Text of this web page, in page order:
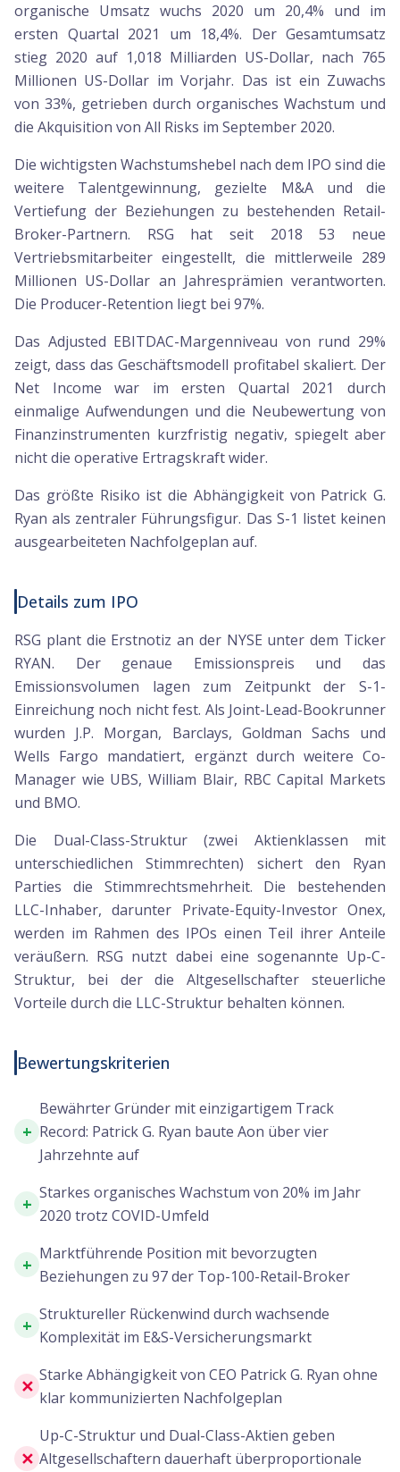
organische Umsatz wuchs 2020 um 20,4% und im
ersten Quartal 2021 um 18,4%. Der Gesamtumsatz
stieg 2020 auf 1,018 Milliarden US-Dollar, nach 765
Millionen US-Dollar im Vorjahr. Das ist ein Zuwachs
von 33%, getrieben durch organisches Wachstum und
die Akquisition von All Risks im September 2020.
Die wichtigsten Wachstumshebel nach dem IPO sind die
weitere Talentgewinnung, gezielte M&A und die
Vertiefung der Beziehungen zu bestehenden Retail-
Broker-Partnern. RSG hat seit 2018 53 neue
Vertriebsmitarbeiter eingestellt, die mittlerweile 289
Millionen US-Dollar an Jahresprämien verantworten.
Die Producer-Retention liegt bei 97%.
Das Adjusted EBITDAC-Margenniveau von rund 29%
zeigt, dass das Geschäftsmodell profitabel skaliert. Der
Net Income war im ersten Quartal 2021 durch
einmalige Aufwendungen und die Neubewertung von
Finanzinstrumenten kurzfristig negativ, spiegelt aber
nicht die operative Ertragskraft wider.
Das größte Risiko ist die Abhängigkeit von Patrick G.
Ryan als zentraler Führungsfigur. Das S-1 listet keinen
ausgearbeiteten Nachfolgeplan auf.
Details zum IPO
RSG plant die Erstnotiz an der NYSE unter dem Ticker
RYAN. Der genaue Emissionspreis und das
Emissionsvolumen lagen zum Zeitpunkt der S-1-
Einreichung noch nicht fest. Als Joint-Lead-Bookrunner
wurden J.P. Morgan, Barclays, Goldman Sachs und
Wells Fargo mandatiert, ergänzt durch weitere Co-
Manager wie UBS, William Blair, RBC Capital Markets
und BMO.
Die Dual-Class-Struktur (zwei Aktienklassen mit
unterschiedlichen Stimmrechten) sichert den Ryan
Parties die Stimmrechtsmehrheit. Die bestehenden
LLC-Inhaber, darunter Private-Equity-Investor Onex,
werden im Rahmen des IPOs einen Teil ihrer Anteile
veräußern. RSG nutzt dabei eine sogenannte Up-C-
Struktur, bei der die Altgesellschafter steuerliche
Vorteile durch die LLC-Struktur behalten können.
Bewertungskriterien
+
Bewährter Gründer mit einzigartigem Track
Record: Patrick G. Ryan baute Aon über vier
Jahrzehnte auf
+
Starkes organisches Wachstum von 20% im Jahr
2020 trotz COVID-Umfeld
+
Marktführende Position mit bevorzugten
Beziehungen zu 97 der Top-100-Retail-Broker
+
Struktureller Rückenwind durch wachsende
Komplexität im E&S-Versicherungsmarkt
✕
Starke Abhängigkeit von CEO Patrick G. Ryan ohne
klar kommunizierten Nachfolgeplan
✕
Up-C-Struktur und Dual-Class-Aktien geben
Altgesellschaftern dauerhaft überproportionale